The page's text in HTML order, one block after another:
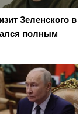
Зеленского в
полным